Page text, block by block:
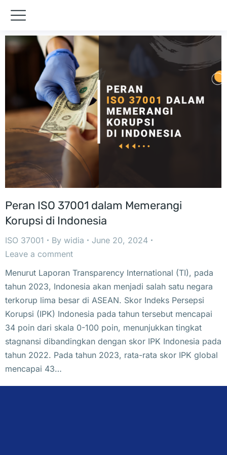
Peran ISO 37001 dalam Memerangi
Korupsi di Indonesia
ISO 37001 By widia
June 20, 2024
Leave a comment
Menurut Laporan Transparency International (TI), pada
tahun 2023, Indonesia akan menjadi salah satu negara
terkorup lima besar di ASEAN. Skor Indeks Persepsi
Korupsi (IPK) Indonesia pada tahun tersebut mencapai
34 poin dari skala 0-100 poin, menunjukkan tingkat
stagnansi dibandingkan dengan skor IPK Indonesia pada
tahun 2022. Pada tahun 2023, rata-rata skor IPK global
mencapai 43…